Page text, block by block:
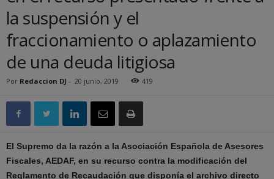
la suspensión y el
fraccionamiento o aplazamiento
de una deuda litigiosa
Por Redaccion DJ - 20 junio, 2019 419
El Supremo da la razón a la Asociación Española de Asesores
Fiscales, AEDAF, en su recurso contra la modificación del
Reglamento de Recaudación que disponía el archivo directo